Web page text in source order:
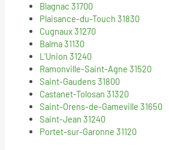
Blagnac 31700
Plaisance-du-Touch 31830
Cugnaux 31270
Balma 31130
L’Union 31240
Ramonville-Saint-Agne 31520
Saint-Gaudens 31800
Castanet-Tolosan 31320
Saint-Orens-de-Gameville 31650
Saint-Jean 31240
Portet-sur-Garonne 31120